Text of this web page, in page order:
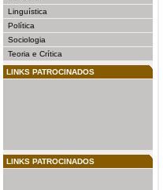
Linguística
Política
Sociologia
Teoria e Crítica
LINKS PATROCINADOS
LINKS PATROCINADOS